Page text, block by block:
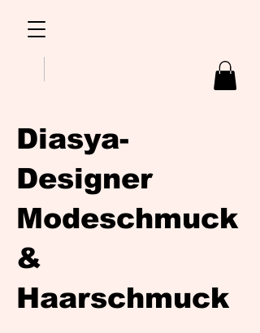
Diasya-
Designer
Modeschmuck
&
Haarschmuck